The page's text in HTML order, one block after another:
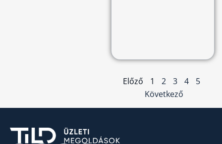
Előző 1 2 3 4
5
Következő